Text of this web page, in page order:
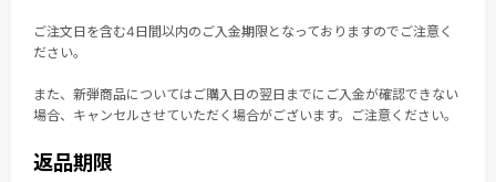
ご注文日を含む4日間以内のご入金期限となっておりますのでご注意く
ださい。
また、新弾商品についてはご購入日の翌日までにご入金が確認できない
場合、キャンセルさせていただく場合がございます。ご注意ください。
返品期限